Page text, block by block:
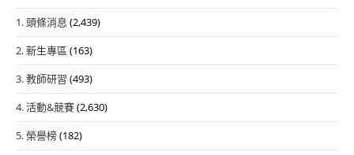
1. 頭條消息 (2,439)
2. 新生專區 (163)
3. 教師研習 (493)
4. 活動&競賽(2,630)
5. 榮譽榜(182)